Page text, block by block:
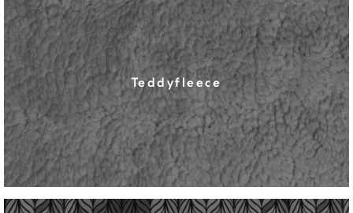
Teddyfleece